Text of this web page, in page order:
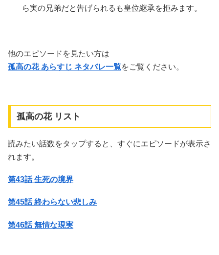
ら実の兄弟だと告げられるも皇位継承を拒みます。
他のエピソードを見たい方は
孤高の花 あらすじ ネタバレ一覧をご覧ください。
孤高の花 リスト
読みたい話数をタップすると、すぐにエピソードが表示さ
れます。
第43話 生死の境界
第45話 終わらない悲しみ
第46話 無情な現実